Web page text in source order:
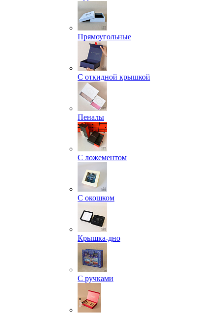
Прямоугольные
С откидной крышкой
Пеналы
С ложементом
С окошком
Крышка-дно
С ручками